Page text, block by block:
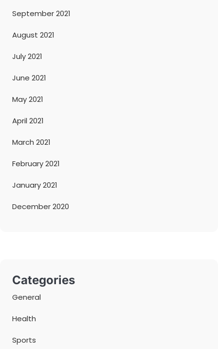
September 2021
August 2021
July 2021
June 2021
May 2021
April 2021
March 2021
February 2021
January 2021
December 2020
Categories
General
Health
Sports